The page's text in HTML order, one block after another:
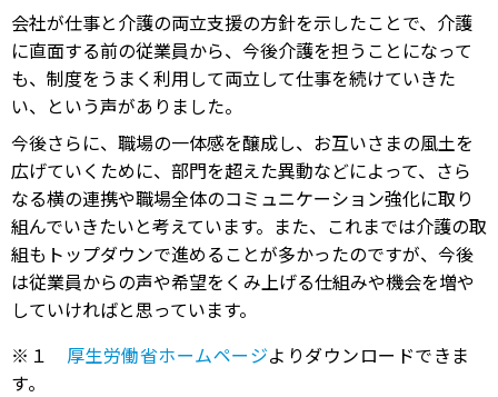
会社が仕事と介護の両立支援の方針を示したことで、介護
に直面する前の従業員から、今後介護を担うことになって
も、制度をうまく利用して両立して仕事を続けていきた
い、という声がありました。
今後さらに、職場の一体感を醸成し、お互いさまの風土を
広げていくために、部門を超えた異動などによって、さら
なる横の連携や職場全体のコミュニケーション強化に取り
組んでいきたいと考えています。また、これまでは介護の取
組もトップダウンで進めることが多かったのですが、今後
は従業員からの声や希望をくみ上げる仕組みや機会を増や
していければと思っています。
※１ 厚生労働省ホームページよりダウンロードできま
す。